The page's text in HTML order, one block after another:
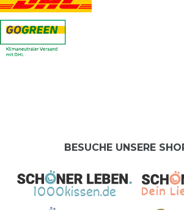
BESUCHE UNSERE